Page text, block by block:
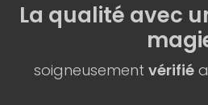
La qualité avec
soigneusement vérifié